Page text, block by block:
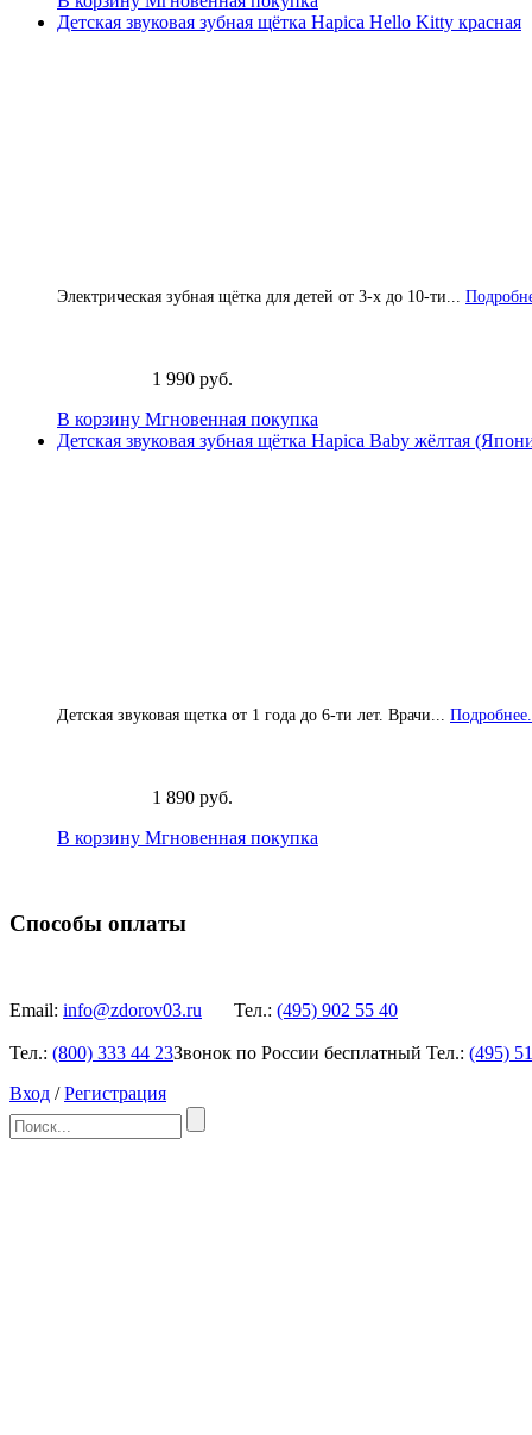
Детская звуковая зубная щётка Hapica Hello Kitty красная
Электрическая зубная щётка для детей от 3-х до 10-ти...
1 990 руб.
В корзину Мгновенная покупка
Детская звуковая зубная щётка Hapica Baby жёлтая
Детская звуковая щетка от 1 года до 6-ти лет. Врачи...
1 890 руб.
В корзину Мгновенная покупка
Способы оплаты
Email: info@zdorov03.ru Тел.: (495) 902 55 40
Тел.: (800) 333 44 23Звонок по России бесплатный Тел.: (495)
Вход /Регистрация